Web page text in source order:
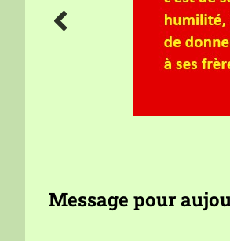
Message pour